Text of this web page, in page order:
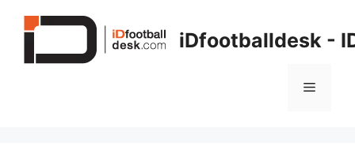
iDfootballdesk -
Menu